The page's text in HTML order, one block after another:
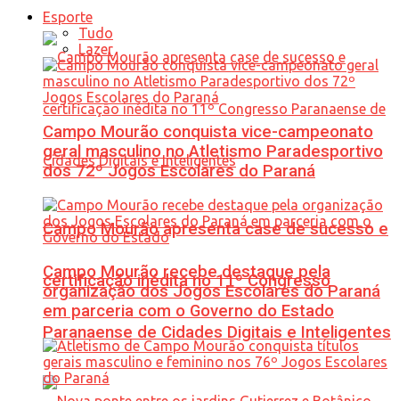
Campo Mourão apresenta case de sucesso e
certificação inédita no 11º Congresso
Paranaense de Cidades Digitais e Inteligentes
Esporte
Tudo
Lazer
Campo Mourão conquista vice-campeonato
geral masculino no Atletismo Paradesportivo
dos 72º Jogos Escolares do Paraná
Campo Mourão recebe destaque pela
organização dos Jogos Escolares do Paraná
em parceria com o Governo do Estado